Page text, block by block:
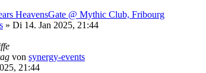
HeavensGate @ Mythic Club, Fribourg
» Di 14. Jan 2025, 21:44
von synergy-events
21:44